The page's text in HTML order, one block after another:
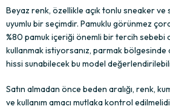
Beyaz renk, özellikle açık tonlu sneaker ve
uyumlu bir seçimdir. Pamuklu görünmez
%80 pamuk içeriği önemli bir tercih sebebi
kullanmak istiyorsanız, parmak
hissi sunabilecek bu model
Satın almadan önce beden aralığı, renk,
ve kullanım amacı mutlaka kontrol